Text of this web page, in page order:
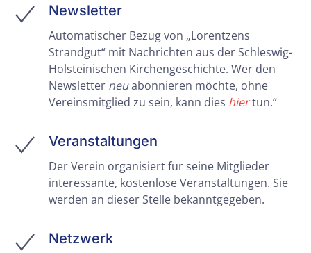
Newsletter
Automatischer Bezug von „Lorentzens
Strandgut“ mit Nachrichten aus der Schleswig-
Holsteinischen Kirchengeschichte. Wer den
Newsletter neuabonnieren möchte, ohne
Vereinsmitglied zu sein, kann dies hiertun.“
Veranstaltungen
Der Verein organisiert für seine Mitglieder
interessante, kostenlose Veranstaltungen. Sie
werden an dieser Stelle bekanntgegeben.
Netzwerk